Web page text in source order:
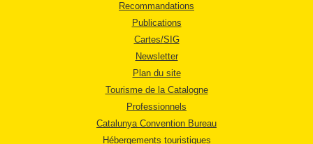
Recommandations
Publications
Cartes/SIG
Newsletter
Plan du site
Tourisme de la Catalogne
Professionnels
Catalunya Convention Bureau
Hébergements touristiques